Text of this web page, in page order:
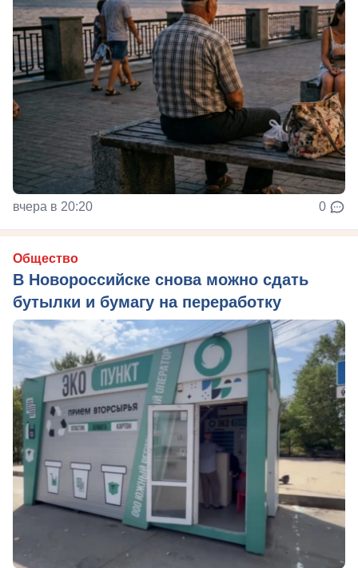
вчера в 20:20 0
Общество
В Новороссийске снова можно сдать
бутылки и бумагу на переработку